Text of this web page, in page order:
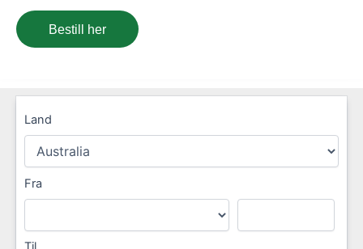
Bestill her
Land
Fra